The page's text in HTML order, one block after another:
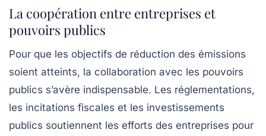
La coopération entre entreprises et
pouvoirs publics
Pour que les objectifs de réduction des émissions
soient atteints, la collaboration avec les pouvoirs
publics s’avère indispensable. Les réglementations,
les incitations fiscales et les investissements
publics soutiennent les efforts des entreprises pour